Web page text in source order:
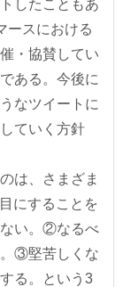
したこともあ
ースにおける
・協賛してい
ある。今後に
なツイートに
ていく方針
は、さまざま
にすることを
い。②なるべ
。③堅苦しくな
る。という3